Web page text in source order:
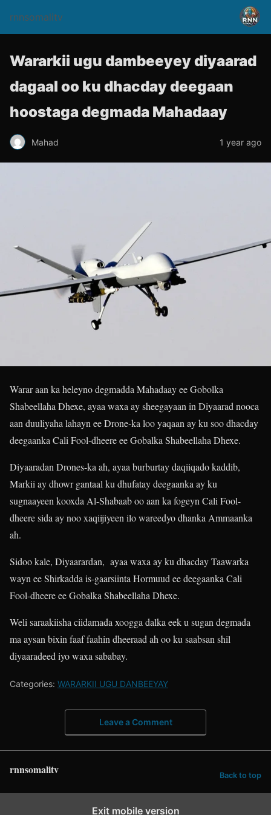
rnnsomalitv
Wararkii ugu dambeeyey diyaarad
dagaal oo ku dhacday deegaan
hoostaga degmada Mahadaay
Mahad 1 year ago
Warar aan ka heleyno degmadda Mahadaay ee Gobolka
Shabeellaha Dhexe, ayaa waxa ay sheegayaan in Diyaarad nooca
aan duuliyaha lahayn ee Drone-ka loo yaqaan ay ku soo dhacday
deegaanka Cali Fool-dheere ee Gobalka Shabeellaha Dhexe.
Diyaaradan Drones-ka ah, ayaa burburtay daqiiqado kaddib,
Markii ay dhowr gantaal ku dhufatay deegaanka ay ku
sugnaayeen kooxda Al-Shabaab oo aan ka fogeyn Cali Fool-
dheere sida ay noo xaqiijiyeen ilo wareedyo dhanka Ammaanka
ah.
Sidoo kale, Diyaarardan, ayaa waxa ay ku dhacday Taawarka
wayn ee Shirkadda is-gaarsiinta Hormuud ee deegaanka Cali
Fool-dheere ee Gobalka Shabeellaha Dhexe.
Weli saraakiisha ciidamada xoogga dalka eek u sugan degmada
ma aysan bixin faaf faahin dheeraad ah oo ku saabsan shil
diyaaradeed iyo waxa sababay.
Categories: WARARKII UGU DANBEEYAY
Leave a Comment
rnnsomalitv Back to top
Exit mobile version